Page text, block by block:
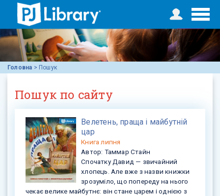
Головна > Пошук
Пошук по сайту
Велетень, праща і майбутній
цар
Книгалипня
Автор: Таммар Стайн
Спочатку Давид — звичайний
хлопець. Але вже з назви книжки
зрозуміло, що попереду на нього
чекає велике майбутнє: він стане царем і однією з